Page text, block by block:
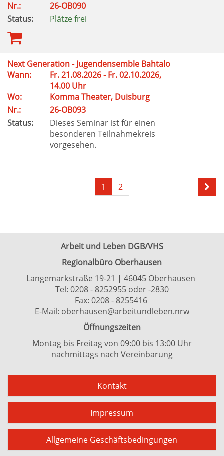
Nr.:
26-OB090
Status:
Plätze frei
Next Generation - Jugendensemble Bahtalo
Wann:
Fr. 21.08.2026 - Fr. 02.10.2026,
14.00 Uhr
Wo:
Komma Theater, Duisburg
Nr.:
26-OB093
Status:
Dieses Seminar ist für einen
besonderen Teilnahmekreis
vorgesehen.
1 2
Arbeit und Leben DGB/VHS
Regionalbüro Oberhausen
Langemarkstraße 19-21 | 46045 Oberhausen
Tel: 0208 - 8252955oder-2830
Fax: 0208 - 8255416
E-Mail: oberhausen@arbeitundleben.nrw
Öffnungszeiten
Montag bis Freitag von 09:00 bis 13:00 Uhr
nachmittags nach Vereinbarung
Kontakt
Impressum
Allgemeine Geschäftsbedingungen